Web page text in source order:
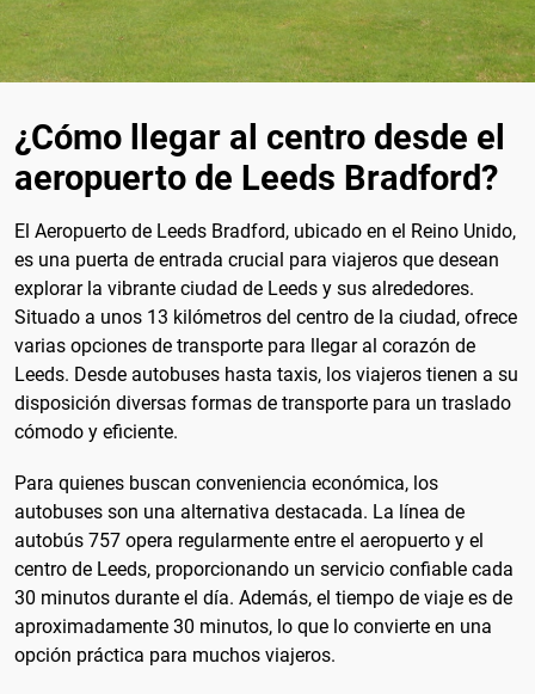
¿Cómo llegar al centro desde el
aeropuerto de Leeds Bradford?
El Aeropuerto de Leeds Bradford, ubicado en el Reino Unido,
es una puerta de entrada crucial para viajeros que desean
explorar la vibrante ciudad de Leeds y sus alrededores.
Situado a unos 13 kilómetros del centro de la ciudad, ofrece
varias opciones de transporte para llegar al corazón de
Leeds. Desde autobuses hasta taxis, los viajeros tienen a su
disposición diversas formas de transporte para un traslado
cómodo y eficiente.
Para quienes buscan conveniencia económica, los
autobuses son una alternativa destacada. La línea de
autobús 757 opera regularmente entre el aeropuerto y el
centro de Leeds, proporcionando un servicio confiable cada
30 minutos durante el día. Además, el tiempo de viaje es de
aproximadamente 30 minutos, lo que lo convierte en una
opción práctica para muchos viajeros.